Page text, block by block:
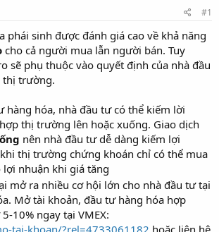
#1
phái sinh được đánh giá cao về khả năng
cho cả người mua lẫn người bán. Tuy
sẽ phụ thuộc vào quyết định của nhà đầu
thị trường.
hàng hóa, nhà đầu tư có thể kiếm lời
thị trường lên hoặc xuống. Giao dịch
nên nhà đầu tư dễ dàng kiếm lợi
thị trường chứng khoán chỉ có thể mua
lợi nhuận khi giá tăng
mở ra nhiều cơ hội lớn cho nhà đầu tư tại
Mở tài khoản, đầu tư hàng hóa hợp
10% ngay tại VMEX:
tai-khoan/?rel=4733061182 hoặc liên hệ